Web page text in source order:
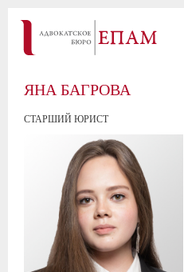
ЯНА БАГРОВА
СТАРШИЙ ЮРИСТ